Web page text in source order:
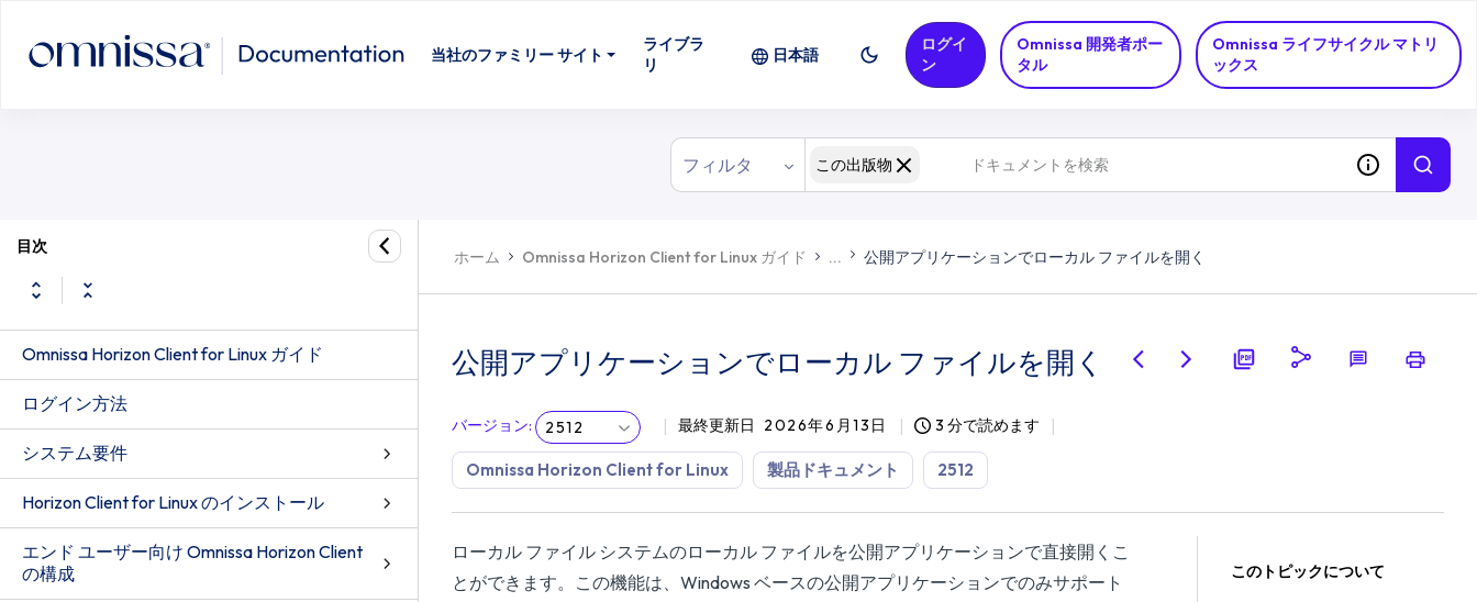
当社のファミリー サイト
ライブラ
リ
Omnissa 開発者ポー
タル
Omnissa ライフサイクル マトリ
ックス
日本語
ログイ
ン
フィルタ この出版物
目次
Omnissa Horizon Client for Linux ガイド
ログイン方法
システム要件
Horizon Client for Linux のインストール
エンド ユーザー向け Omnissa Horizon Client
の構成
ホーム Omnissa Horizon Client for Linux ガイド ... 公開アプリケーションでローカル ファイルを開く
公開アプリケーションでローカル ファイルを開く
バージョン: 2512 最終更新日 2026年6月13日 3 分で読めます
Omnissa Horizon Client for Linux 製品ドキュメント 2512
ローカル ファイル システムのローカル ファイルを公開アプリケーションで直接開くこ
とができます。この機能は、Windows ベースの公開アプリケーションでのみサポート
このトピックについて